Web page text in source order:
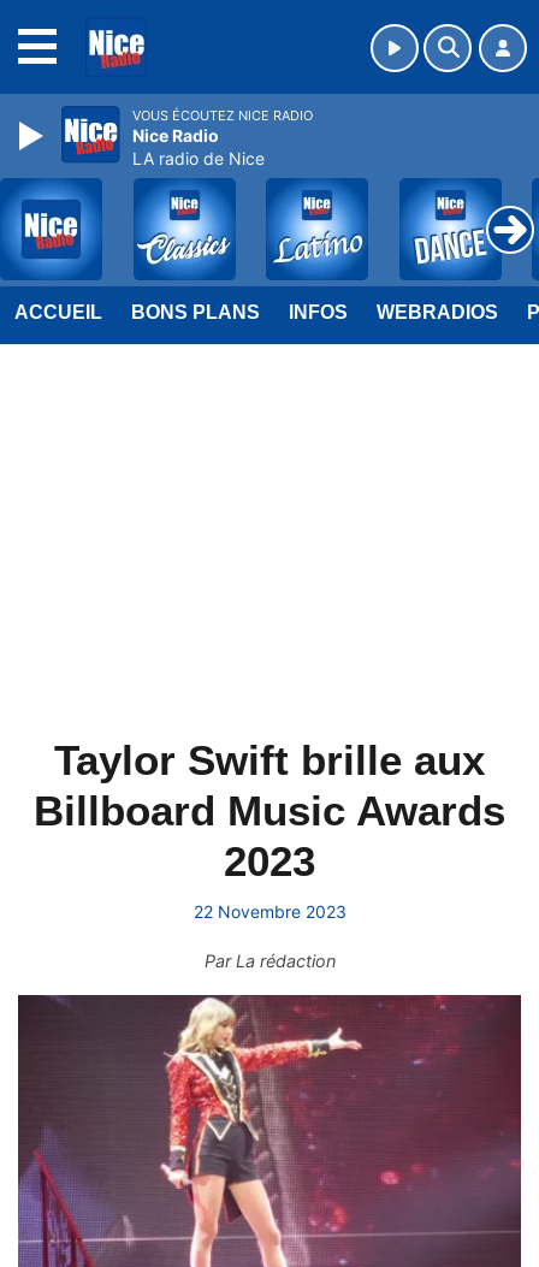
ACCUEIL BONS PLANS INFOS WEBRADIOS
Taylor Swift brille aux
Billboard Music Awards
2023
22 Novembre 2023
ParLa rédaction
VOUS ÉCOUTEZ NICE RADIO
Nice Radio
LA radio de Nice